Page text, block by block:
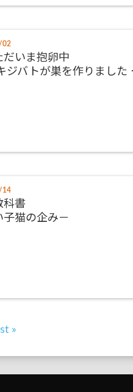
いま抱卵中
ジバトが巣を作りました
科書
子猫の企み－
»